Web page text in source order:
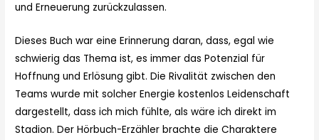
und Erneuerung zurückzulassen.
Dieses Buch war eine Erinnerung daran, dass, egal wie
schwierig das Thema ist, es immer das Potenzial für
Hoffnung und Erlösung gibt. Die Rivalität zwischen den
Teams wurde mit solcher Energie kostenlos Leidenschaft
dargestellt, dass ich mich fühlte, als wäre ich direkt im
Stadion. Der Hörbuch-Erzähler brachte die Charaktere